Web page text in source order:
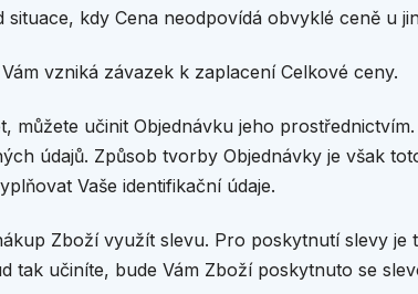
kdy Cena neodpovídá obvyklé ceně u
vzniká závazek k zaplacení Celkové ceny.
můžete učinit Objednávku jeho
údajů. Způsob tvorby Objednávky je však
Vaše identifikační údaje.
Zboží využít slevu. Pro poskytnutí slevy
tak učiníte, bude Vám Zboží poskytnuto se